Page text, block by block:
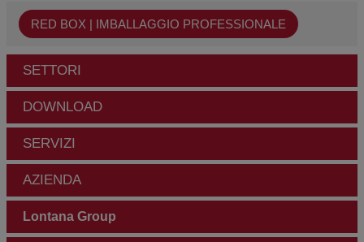
RED BOX | IMBALLAGGIO PROFESSIONALE
SETTORI
DOWNLOAD
SERVIZI
AZIENDA
Lontana Group